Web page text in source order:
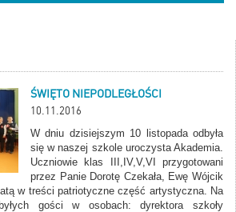
ŚWIĘTO NIEPODLEGŁOŚCI
10.11.2016
W dniu dzisiejszym 10 listopada odbyła
się w naszej szkole uroczysta Akademia.
Uczniowie klas III,IV,V,VI przygotowani
przez Panie Dorotę Czekała, Ewę Wójcik
w treści patriotyczne część artystyczna. Na
gości w osobach: dyrektora szkoły